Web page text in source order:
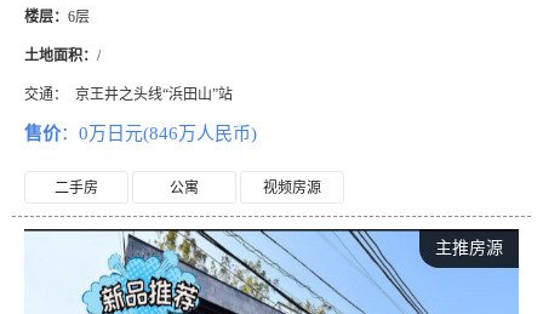
楼层： 6层
土地面积： /
交通： 京王井之头线“浜田山”站
售价：0万日元(846万人民币)
二手房 公寓 视频房源
主推房源